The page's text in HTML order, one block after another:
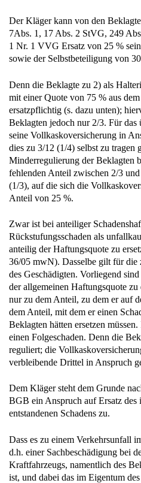
Der Kläger kann von den
7Abs. 1, 17 Abs. 2 StVG, 249
1 Nr. 1 VVG Ersatz von 25 %
sowie der Selbstbeteiligung von
Denn die Beklagte zu 2) als
mit einer Quote von 75 % aus
ersatzpflichtig (s. dazu unten);
Beklagten jedoch nur 2/3. Für
seine Vollkaskoversicherung in
dies zu 3/12 (1/4) selbst zu tragen
Minderregulierung der Beklagten
fehlenden Anteil zwischen 2/3
(1/3), auf die sich die
Anteil von 25 %.
Zwar ist bei anteiliger
Rückstufungsschaden als
anteilig der Haftungsquote zu
36/05 mwN). Dasselbe gilt für die
des Geschädigten. Vorliegend
der allgemeinen Haftungsquote zu
nur zu dem Anteil, zu dem er auf
dem Anteil, mit dem er einen
Beklagten hätten ersetzen
einen Folgeschaden. Denn die
reguliert; die
verbleibende Drittel in Anspruch
Dem Kläger steht dem Grunde
BGB ein Anspruch auf Ersatz
entstandenen Schadens zu.
Dass es zu einem Verkehrsunfall
d.h. einer Sachbeschädigung bei
Kraftfahrzeugs, namentlich des
ist, und dabei das im Eigentum